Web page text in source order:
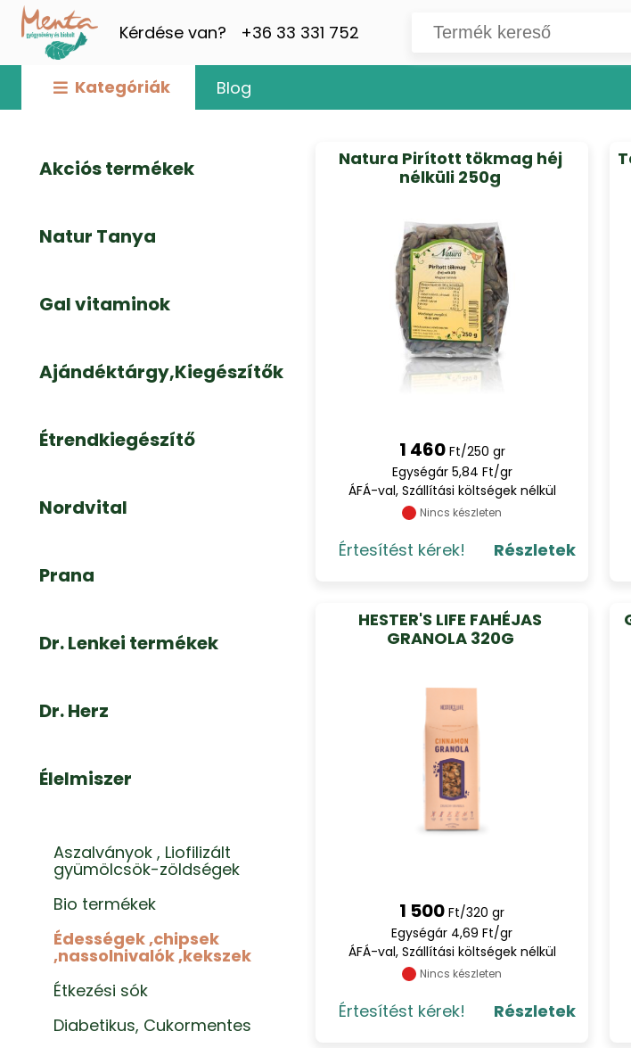
Kérdése van? +36 33 331 752
Kategóriák Blog
Akciós termékek
Natur Tanya
Gal vitaminok
Ajándéktárgy,Kiegészítők
Étrendkiegészítő
Nordvital
Prana
Dr. Lenkei termékek
Dr. Herz
Élelmiszer
Aszalványok , Liofilizált
gyümölcsök-zöldségek
Bio termékek
Édességek ,chipsek
,nassolnivalók ,kekszek
Étkezési sók
Diabetikus, Cukormentes
Natura Pirított tökmag héj
nélküli 250g
1 460 Ft/250 gr
Egységár 5,84 Ft/gr
ÁFÁ-val, Szállítási költségek nélkül
Nincs készleten
Értesítést kérek! Részletek
HESTER'S LIFE FAHÉJAS
GRANOLA 320G
1 500 Ft/320 gr
Egységár 4,69 Ft/gr
ÁFÁ-val, Szállítási költségek nélkül
Nincs készleten
Értesítést kérek! Részletek